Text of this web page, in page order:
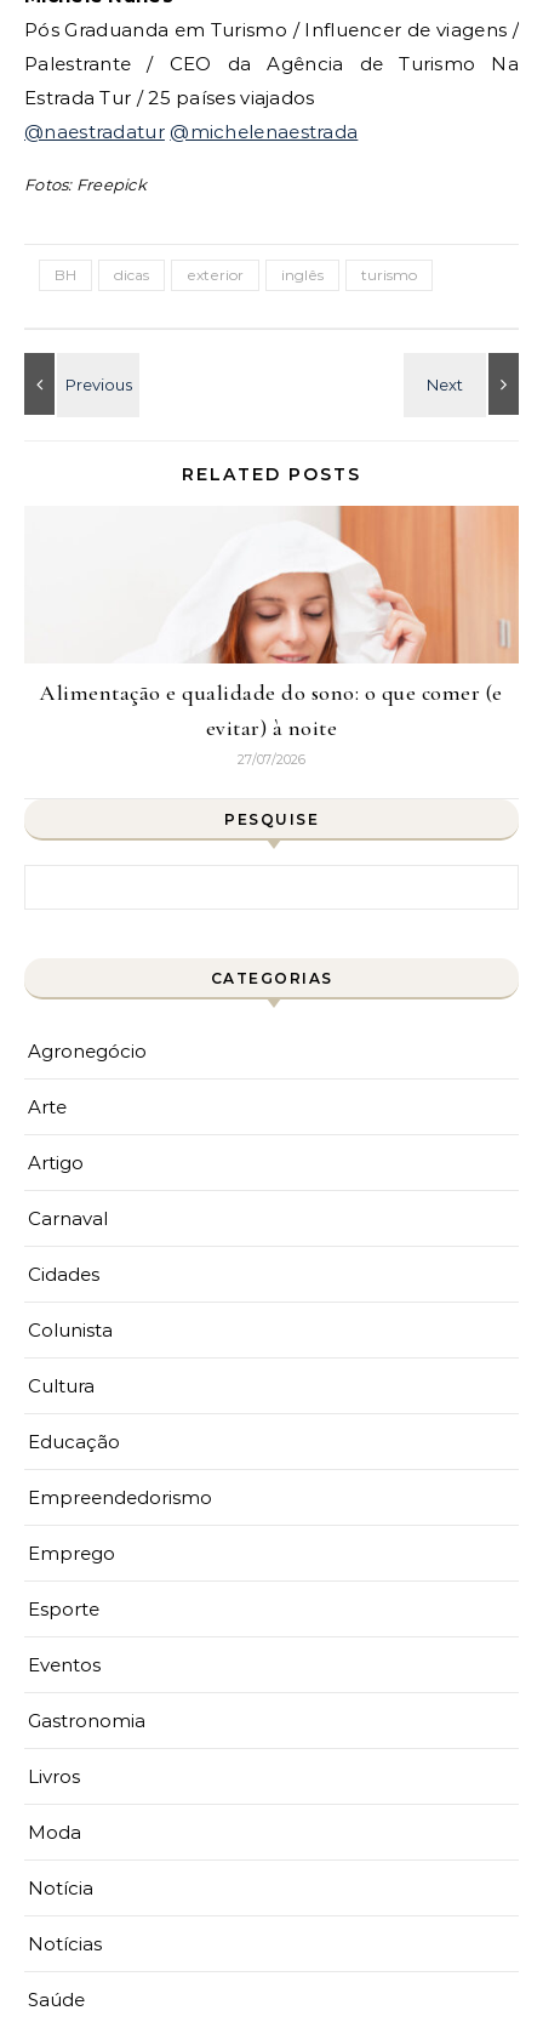
Pós Graduanda em Turismo / Influencer de viagens /
Palestrante / CEO da Agência de Turismo Na
Estrada Tur / 25 países viajados
@naestradatur @michelenaestrada
Fotos: Freepick
BH dicas exterior inglês turismo
RELATED POSTS
Alimentação e qualidade do sono: o que comer (e
evitar) à noite
27/07/2026
PESQUISE
CATEGORIAS
Agronegócio
Arte
Artigo
Carnaval
Cidades
Colunista
Cultura
Educação
Empreendedorismo
Emprego
Esporte
Eventos
Gastronomia
Livros
Moda
Notícia
Notícias
Saúde